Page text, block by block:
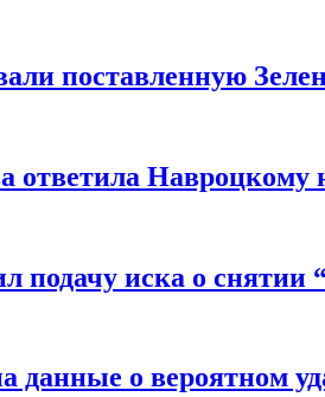
поставленную
ответила Навроцкому
подачу иска о снятии
данные о вероятном